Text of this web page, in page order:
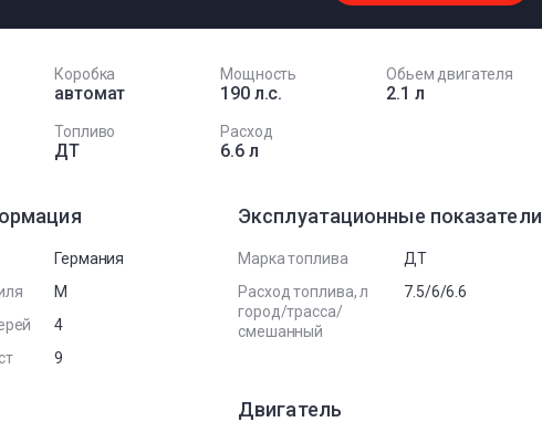
Коробка
автомат
Мощность
190 л.с.
Обьем двигателя
2.1 л
Топливо
ДТ
Расход
6.6 л
Германия
M
4
9
Эксплуатационные показатели
Марка топлива
ДТ
Расход топлива, л
город/трасса/
смешанный
7.5/6/6.6
Двигатель